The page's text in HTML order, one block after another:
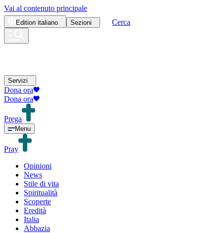
Vai al contenuto principale
Edition italiano Sezioni Cerca
Servizi
Dona ora
Dona ora
Prega
Menu
Pray
Opinioni
News
Stile di vita
Spiritualità
Scoperte
Eredità
Italia
Abbazia